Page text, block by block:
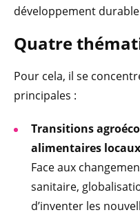
développement
Quatre
Pour cela, il se
principales :
Transitions
alimentaires
Face aux
sanitaire,
d’inventer les